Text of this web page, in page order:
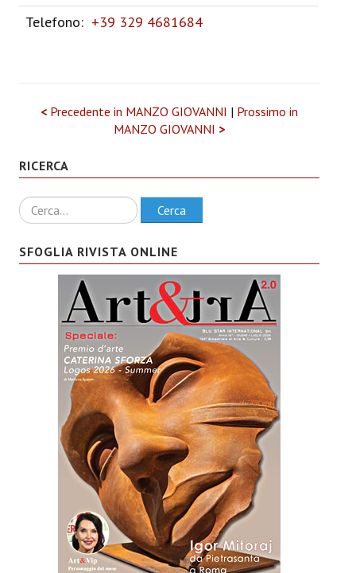
Telefono: +39 329 4681684
<Precedente in MANZO GIOVANNI | Prossimo in
MANZO GIOVANNI >
RICERCA
Ricerca Cerca
SFOGLIA RIVISTA ONLINE